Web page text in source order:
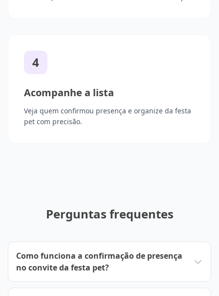
4
Acompanhe a lista
Veja quem confirmou presença e organize da festa
pet com precisão.
Perguntas frequentes
Como funciona a confirmação de presença
no convite da festa pet?